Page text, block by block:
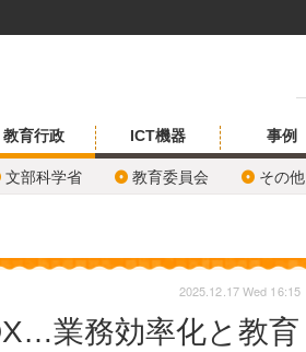
教育行政
文部科学省 教育委員会 その他
ICT機器 事例
業務効率化と教育
2025.12.17 Wed 16:15